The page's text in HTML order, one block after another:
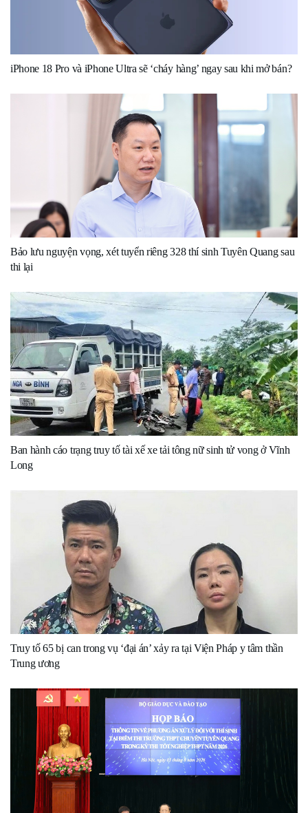
iPhone 18 Pro và iPhone Ultra sẽ ‘cháy hàng’ ngay sau khi mở bán?
Bảo lưu nguyện vọng, xét tuyển riêng 328 thí sinh Tuyên Quang sau
thi lại
Ban hành cáo trạng truy tố tài xế xe tải tông nữ sinh tử vong ở Vĩnh
Long
Truy tố 65 bị can trong vụ ‘đại án’ xảy ra tại Viện Pháp y tâm thần
Trung ương